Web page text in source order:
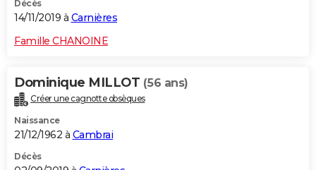
Décès
14/11/2019 à Carnières
Famille CHANOINE
Dominique MILLOT (56 ans)
Créer une cagnotte obsèques
Naissance
21/12/1962 à Cambrai
Décès